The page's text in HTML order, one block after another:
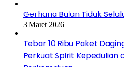
Gerhana Bulan Tidak
3 Maret 2026
Tebar 10 Ribu Paket
Perkuat Spirit Kepedulian